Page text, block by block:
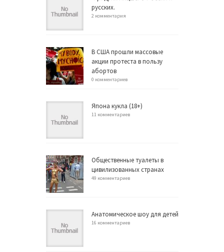
русских.
2 комментария
В США прошли массовые
акции протеста в пользу
абортов
0 комментариев
Япона кукла (18+)
11 комментариев
Общественные туалеты в
цивилизованных странах
49 комментариев
Анатомическое шоу для детей
16 комментариев